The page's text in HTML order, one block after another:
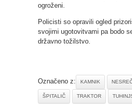
ogroženi.
Policisti so opravili ogled
svojimi ugotovitvami pa bodo
državno tožilstvo.
Označeno z: KAMNIK
ŠPITALIČ TRAKTOR